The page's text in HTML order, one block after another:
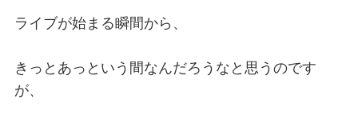
ライブが始まる瞬間から、
きっとあっという間なんだろうなと思うのです
が、